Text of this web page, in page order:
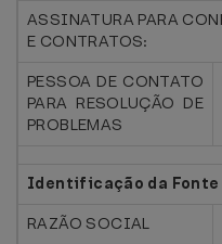
ASSINATURA PARA
E CONTRATOS:
PESSOA DE CONTATO
PARA RESOLUÇÃO DE
PROBLEMAS
Identificação da Fonte
RAZÃO SOCIAL